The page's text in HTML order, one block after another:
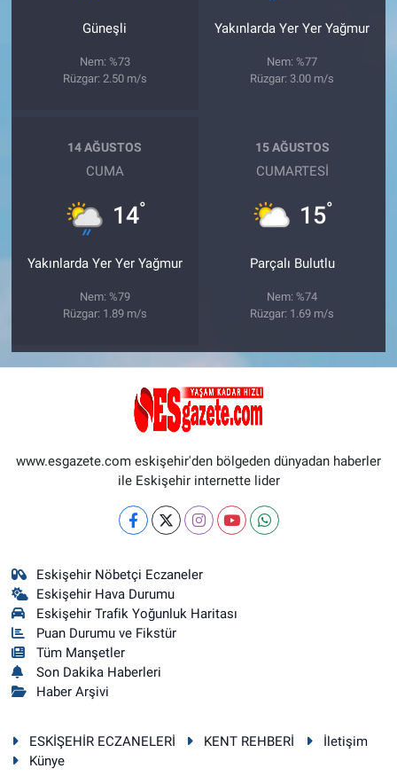
Güneşli
Nem: %73
Rüzgar: 2.50 m/s
Yakınlarda Yer Yer Yağmur
Nem: %77
Rüzgar: 3.00 m/s
14 AĞUSTOS
CUMA
14°
Yakınlarda Yer Yer Yağmur
Nem: %79
Rüzgar: 1.89 m/s
15 AĞUSTOS
CUMARTESI
15°
Parçalı Bulutlu
Nem: %74
Rüzgar: 1.69 m/s
www.esgazete.com eskişehir'den bölgeden dünyadan haberler
ile Eskişehir internette lider
Eskişehir Nöbetçi Eczaneler
Eskişehir Hava Durumu
Eskişehir Trafik Yoğunluk Haritası
Puan Durumu ve Fikstür
Tüm Manşetler
Son Dakika Haberleri
Haber Arşivi
ESKİŞEHİR ECZANELERİ KENT REHBERİ
İletişim
Künye